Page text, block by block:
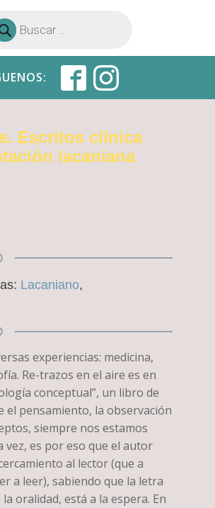
Escritos clínica
lacaniana
Lacaniano,
experiencias: medicina,
Re-trazos en el aire es en
conceptual”, un libro de
el pensamiento, la observación
siempre nos estamos
vez, es por eso que el autor
al lector (que a
a leer), sabiendo que la letra
oralidad, está a la espera. En